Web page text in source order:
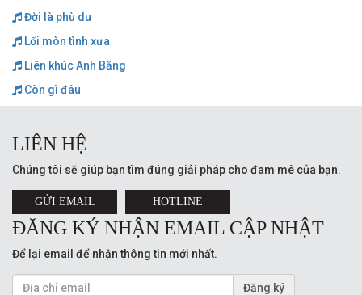
Đời là phù du
Lối mòn tình xưa
Liên khúc Anh Bằng
Còn gì đâu
LIÊN HỆ
Chúng tôi sẽ giúp bạn tìm đúng giải pháp cho đam mê của bạn.
GỬI EMAIL HOTLINE
ĐĂNG KÝ NHẬN EMAIL CẬP NHẬT
Để lại email để nhận thông tin mới nhất.
Đăng ký